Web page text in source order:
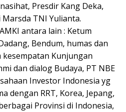
Presdir Kang Deka,
TNI Yulianta.
antara lain : Ketum
Bendum, humas dan
kesempatan Kunjungan
dan dialog Budaya, PT NBE
Investor Indonesia yg
dengan RRT, Korea, Jepang,
Provinsi di Indonesia,